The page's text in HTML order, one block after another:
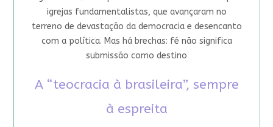
igrejas fundamentalistas, que avançaram no
terreno de devastação da democracia e desencanto
com a política. Mas há brechas: fé não significa
submissão como destino
A “teocracia à brasileira”, sempre
à espreita